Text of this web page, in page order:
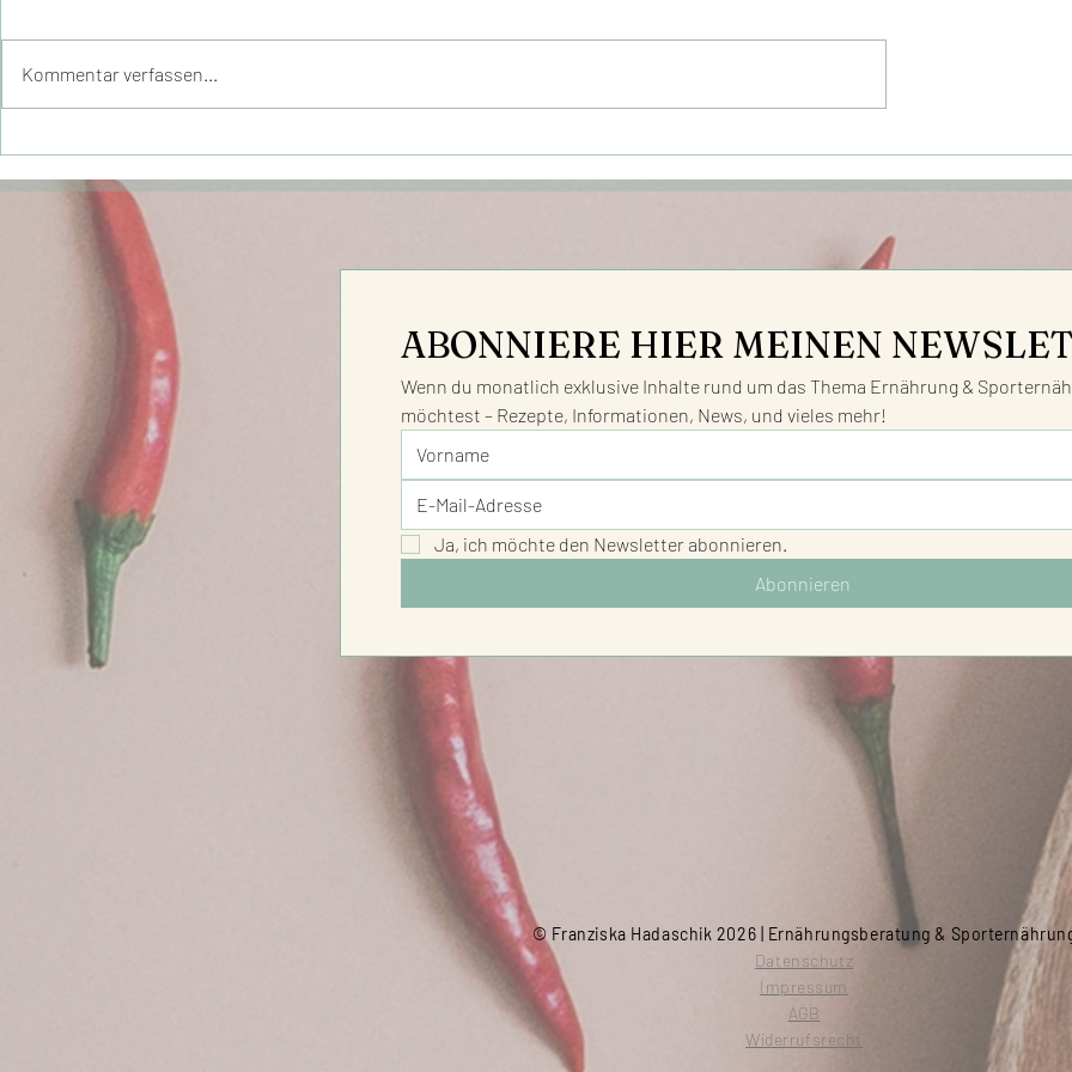
deiner Ernährung mit
großer Wirkung
Ernährungstipps – für
NEUJAHRSVORSÄTZE &
was du stattdessen tun
kannst
Kommentar verfassen...
ABONNIERE HIER MEINEN
Wenn du monatlich exklusive Inhalte rund um das Thema Ernährung &
möchtest – Rezepte, Informationen, News, und vieles mehr!
Ja, ich möchte den Newsletter abonnieren.
Abonnieren
© Franziska Hadaschik 2026 | Ernährungsberatung &
Datenschutz
Impressum
AGB
Widerrufsrecht